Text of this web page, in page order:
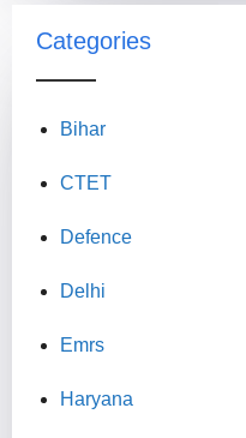
Categories
Bihar
CTET
Defence
Delhi
Emrs
Haryana